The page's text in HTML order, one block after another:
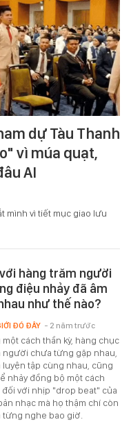
dự Tàu Thanh
vì múa quạt,
AI
mình vì tiết mục giao lưu
hàng trăm người
điệu nhảy đã âm
như thế nào?
một cách thần kỳ, hàng chục
người chưa từng gặp nhau,
luyện tập cùng nhau, cũng
nhảy đồng bộ một cách
đối với nhịp "drop beat" của
nhạc mà họ thậm chí còn
từng nghe bao giờ.
ĐÓ ĐÂY - 2 năm trước